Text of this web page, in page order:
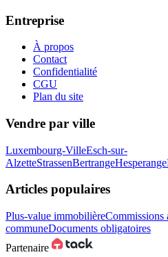
Entreprise
À propos
Contact
Confidentialité
CGU
Plan du site
Vendre par ville
Luxembourg-VilleEsch-sur-
AlzetteStrassenBertrangeHesperange
Articles populaires
Plus-value immobilièreCommissions
communeDocuments obligatoires
Partenaire